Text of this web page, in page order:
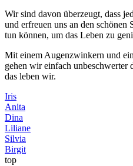
Wir sind davon überzeugt, dass
und erfreuen uns an den
tun können, um das Leben zu
Mit einem Augenzwinkern und
gehen wir einfach unbeschwerter
das leben wir.
Iris
Anita
Dina
Liliane
Silvia
Birgit
top